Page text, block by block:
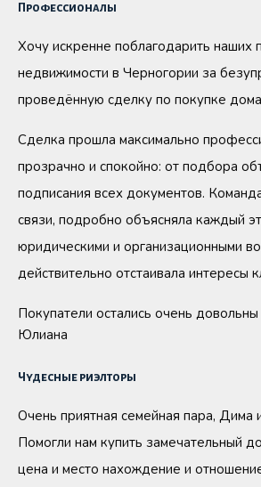
Профессионалы
Хочу искренне поблагодарить наших
недвижимости в Черногории за
проведённую сделку по покупке
Сделка прошла максимально
прозрачно и спокойно: от подбора
подписания всех документов.
связи, подробно объясняла каждый
юридическими и организационными
действительно отстаивала интересы
Покупатели остались очень
Юлиана
Чудесные риэлторы
Очень приятная семейная пара, Дима
Помогли нам купить замечательный
цена и место нахождение и